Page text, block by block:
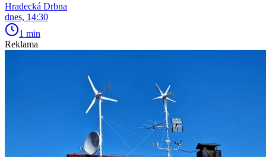
Hradecká Drbna
dnes, 14:30
1 min
Reklama